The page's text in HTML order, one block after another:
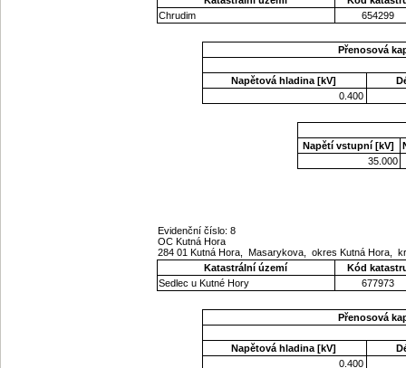
Chrudim
654299
Přenosová
Napětová hladina [kV]
0.400
Napětí vstupní [kV]
35.000
Evidenční číslo: 8
OC Kutná Hora
284 01 Kutná Hora, Masarykova, okres Kutná Hora,
Katastrální území
Kód
Sedlec u Kutné Hory
677973
Přenosová
Napětová hladina [kV]
0.400